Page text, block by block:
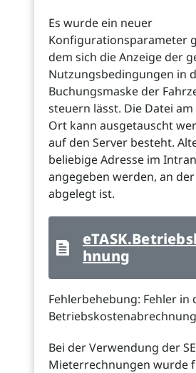
Es wurde ein neuer
Konfigurationsparameter
dem sich die Anzeige der
Nutzungsbedingungen in
Buchungsmaske der
steuern lässt. Die Datei
Ort kann ausgetauscht
auf den Server besteht.
beliebige Adresse im
angegeben werden, an der
abgelegt ist.
hnung
Fehlerbehebung: Fehler in
Bei der Verwendung der
Mieterrechnungen wurde